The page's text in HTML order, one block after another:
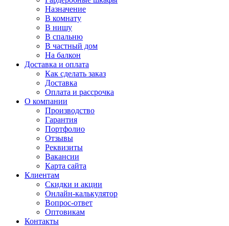
Назначение
В комнату
В нишу
В спальню
В частный дом
На балкон
Доставка и оплата
Как сделать заказ
Доставка
Оплата и рассрочка
О компании
Производство
Гарантия
Портфолио
Отзывы
Реквизиты
Вакансии
Карта сайта
Клиентам
Скидки и акции
Онлайн-калькулятор
Вопрос-ответ
Оптовикам
Контакты